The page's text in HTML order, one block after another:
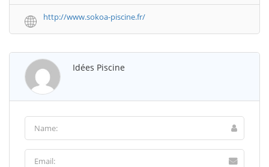
http://www.sokoa-piscine.fr/
Idées Piscine